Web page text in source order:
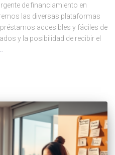
de financiamiento en
las diversas plataformas
accesibles y fáciles de
y la posibilidad de recibir el